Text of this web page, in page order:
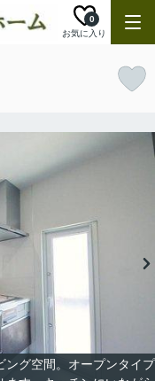
お気に入り
0
ング空間。オープンタイプ